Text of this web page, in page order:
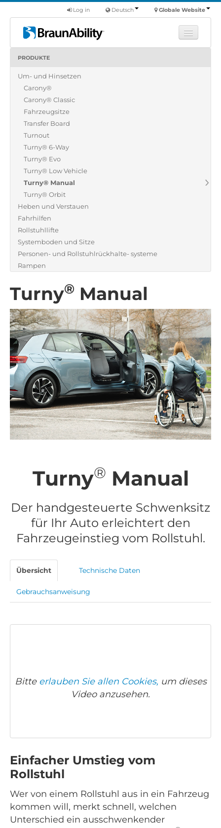
Globale Website
Deutsch
Log in
Produkte
Nutzfahrzeuge
Über uns
Finde einen Händler
PRODUKTE
Um- und Hinsetzen
Carony®
Carony® Classic
Fahrzeugsitze
Transfer Board
Turnout
Turny® 6-Way
Turny® Evo
Turny® Low Vehicle
Turny® Manual
Turny® Orbit
Heben und Verstauen
Fahrhilfen
Rollstuhllifte
Systemboden und Sitze
Personen- und Rollstuhlrückhalte- systeme
Rampen
Turny® Manual
Turny® Manual
Der handgesteuerte Schwenksitz
für Ihr Auto erleichtert den
Fahrzeugeinstieg vom Rollstuhl.
Übersicht Technische Daten
Gebrauchsanweisung
Bitte erlauben Sie allen Cookies, um dieses
Video anzusehen.
Einfacher Umstieg vom
Rollstuhl
Wer von einem Rollstuhl aus in ein Fahrzeug
kommen will, merkt schnell, welchen
Unterschied ein ausschwenkender